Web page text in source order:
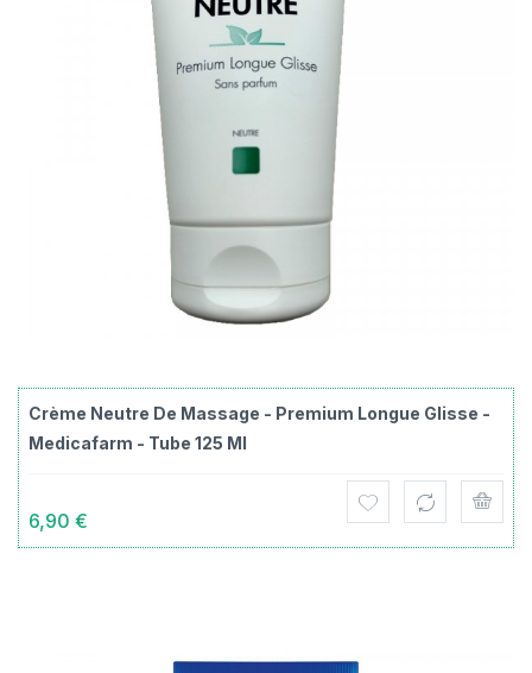
Crème Neutre De Massage - Premium Longue Glisse -
Medicafarm - Tube 125 Ml
6,90 €